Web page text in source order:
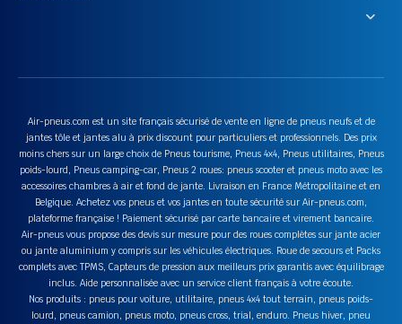
Air-pneus.com est un site français sécurisé de vente en ligne de pneus neufs et de
jantes tôle et jantes alu à prix discount pour particuliers et professionnels. Des prix
moins chers sur un large choix de Pneus tourisme, Pneus 4x4, Pneus utilitaires, Pneus
poids-lourd, Pneus camping-car, Pneus 2 roues: pneus scooter et pneus moto avec les
accessoires chambres à air et fond de jante. Livraison en France Métropolitaine et en
Belgique. Achetez vos pneus et vos jantes en toute sécurité sur Air-pneus.com,
plateforme française ! Paiement sécurisé par carte bancaire et virement bancaire.
Air-pneus vous propose des devis sur mesure pour des roues complètes sur jante acier
ou jante aluminium y compris sur les véhicules électriques. Roue de secours et Packs
complets avec TPMS, Capteurs de pression aux meilleurs prix garantis avec équilibrage
inclus. Aide personnalisée avec un service client français à votre écoute.
Nos produits : pneus pour voiture, utilitaire, pneus 4x4 tout terrain, pneus poids-
lourd, pneus camion, pneus moto, pneus cross, trial, enduro. Pneus hiver, pneu